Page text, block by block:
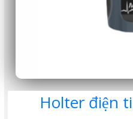
Holter điện